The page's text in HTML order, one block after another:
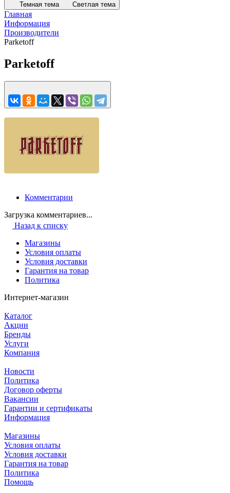
Темная тема Светлая тема
Главная
Информация
Производители
Parketoff
Parketoff
Комментарии
Загрузка комментариев...
Назад к списку
Магазины
Условия оплаты
Условия доставки
Гарантия на товар
Политика
Интернет-магазин
Каталог
Акции
Бренды
Услуги
Компания
Новости
Политика
Договор оферты
Вакансии
Гарантии и сертификаты
Информация
Магазины
Условия оплаты
Условия доставки
Гарантия на товар
Политика
Помощь